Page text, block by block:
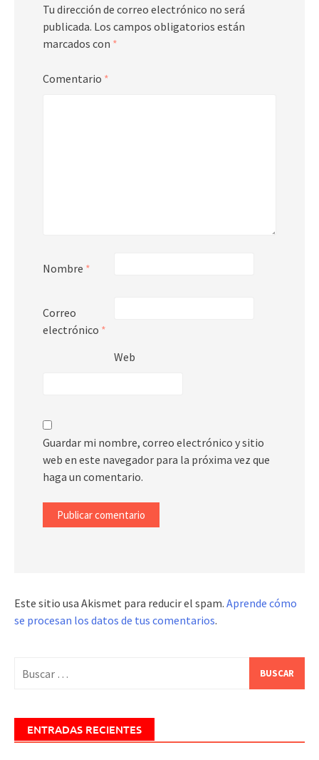
Tu dirección de correo electrónico no será
publicada. Los campos obligatorios están
marcados con *
Comentario *
Nombre *
Correo
electrónico *
Web
Guardar mi nombre, correo electrónico y sitio
web en este navegador para la próxima vez que
haga un comentario.
Este sitio usa Akismet para reducir el spam. Aprende cómo
se procesan los datos de tus comentarios.
ENTRADAS RECIENTES